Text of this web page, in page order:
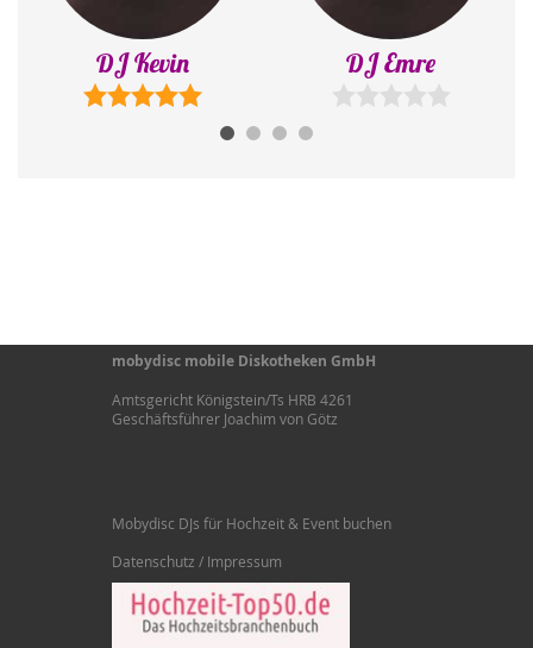
DJ Emre DJ Mr. P
mobydisc mobile Diskotheken GmbH
Amtsgericht Königstein/Ts HRB 4261
Geschäftsführer Joachim von Götz
Mobydisc DJs für Hochzeit & Event buchen
Datenschutz / Impressum